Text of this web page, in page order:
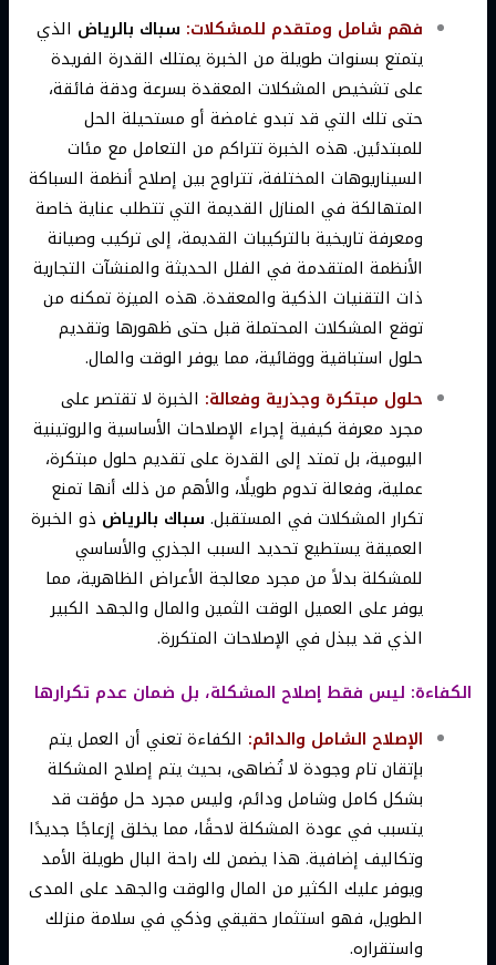
فهم شامل ومتقدم للمشكلات: سباك بالرياض الذي
يتمتع بسنوات طويلة من الخبرة يمتلك القدرة الفريدة
على تشخيص المشكلات المعقدة بسرعة ودقة فائقة،
حتى تلك التي قد تبدو غامضة أو مستحيلة الحل
للمبتدئين. هذه الخبرة تتراكم من التعامل مع مئات
السيناريوهات المختلفة، تتراوح بين إصلاح أنظمة السباكة
المتهالكة في المنازل القديمة التي تتطلب عناية خاصة
ومعرفة تاريخية بالتركيبات القديمة، إلى تركيب وصيانة
الأنظمة المتقدمة في الفلل الحديثة والمنشآت التجارية
ذات التقنيات الذكية والمعقدة. هذه الميزة تمكنه من
توقع المشكلات المحتملة قبل حتى ظهورها وتقديم
حلول استباقية ووقائية، مما يوفر الوقت والمال.
حلول مبتكرة وجذرية وفعالة: الخبرة لا تقتصر على
مجرد معرفة كيفية إجراء الإصلاحات الأساسية والروتينية
اليومية، بل تمتد إلى القدرة على تقديم حلول مبتكرة،
عملية، وفعالة تدوم طويلًا، والأهم من ذلك أنها تمنع
تكرار المشكلات في المستقبل. سباك بالرياض ذو الخبرة
العميقة يستطيع تحديد السبب الجذري والأساسي
للمشكلة بدلاً من مجرد معالجة الأعراض الظاهرية، مما
يوفر على العميل الوقت الثمين والمال والجهد الكبير
الذي قد يبذل في الإصلاحات المتكررة.
الكفاءة: ليس فقط إصلاح المشكلة، بل ضمان عدم تكرارها
الإصلاح الشامل والدائم: الكفاءة تعني أن العمل يتم
بإتقان تام وجودة لا تُضاهى، بحيث يتم إصلاح المشكلة
بشكل كامل وشامل ودائم، وليس مجرد حل مؤقت قد
يتسبب في عودة المشكلة لاحقًا، مما يخلق إزعاجًا جديدًا
وتكاليف إضافية. هذا يضمن لك راحة البال طويلة الأمد
ويوفر عليك الكثير من المال والوقت والجهد على المدى
الطويل، فهو استثمار حقيقي وذكي في سلامة منزلك
واستقراره.